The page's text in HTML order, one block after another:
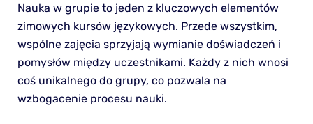
Nauka w grupie to jeden z kluczowych elementów
zimowych kursów językowych. Przede wszystkim,
wspólne zajęcia sprzyjają wymianie doświadczeń i
pomysłów między uczestnikami. Każdy z nich wnosi
coś unikalnego do grupy, co pozwala na
wzbogacenie procesu nauki.